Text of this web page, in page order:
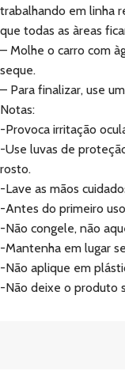
trabalhando em linha
que todas as àreas
– Molhe o carro com
seque.
– Para finalizar, use
Notas:
-Provoca irritação
-Use luvas de
rosto.
-Lave as mãos
-Antes do primeiro
-Não congele, não
-Mantenha em lugar
-Não aplique em
-Não deixe o produto